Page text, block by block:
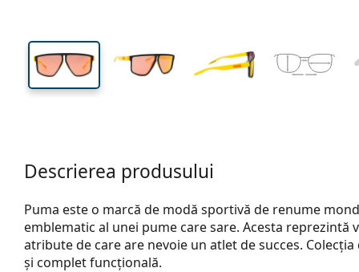
Descrierea produsului
Puma este o marcă de modă sportivă de renume
emblematic al unei pume care sare. Acesta
atribute de care are nevoie un atlet de succes.
și complet funcțională.